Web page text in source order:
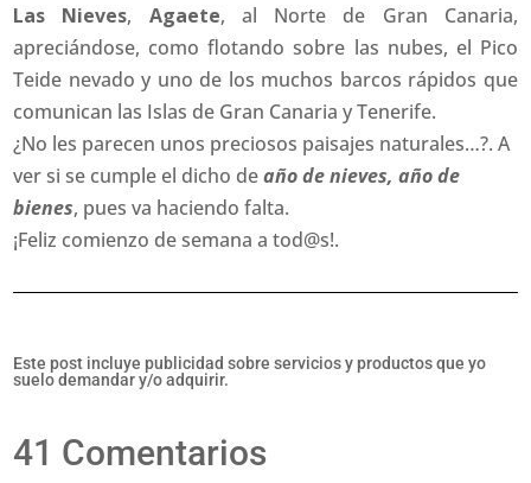
Las Nieves, Agaete, al Norte de Gran Canaria,
apreciándose, como flotando sobre las nubes, el Pico
Teide nevado y uno de los muchos barcos rápidos que
comunican las Islas de Gran Canaria y Tenerife.
¿No les parecen unos preciosos paisajes naturales…?. A
ver si se cumple el dicho deaño de nieves, año de
bienes, pues va haciendo falta.
¡Feliz comienzo de semana a tod@s!.
Este post incluye publicidad sobre servicios y productos que yo
suelo demandar y/o adquirir.
41 Comentarios